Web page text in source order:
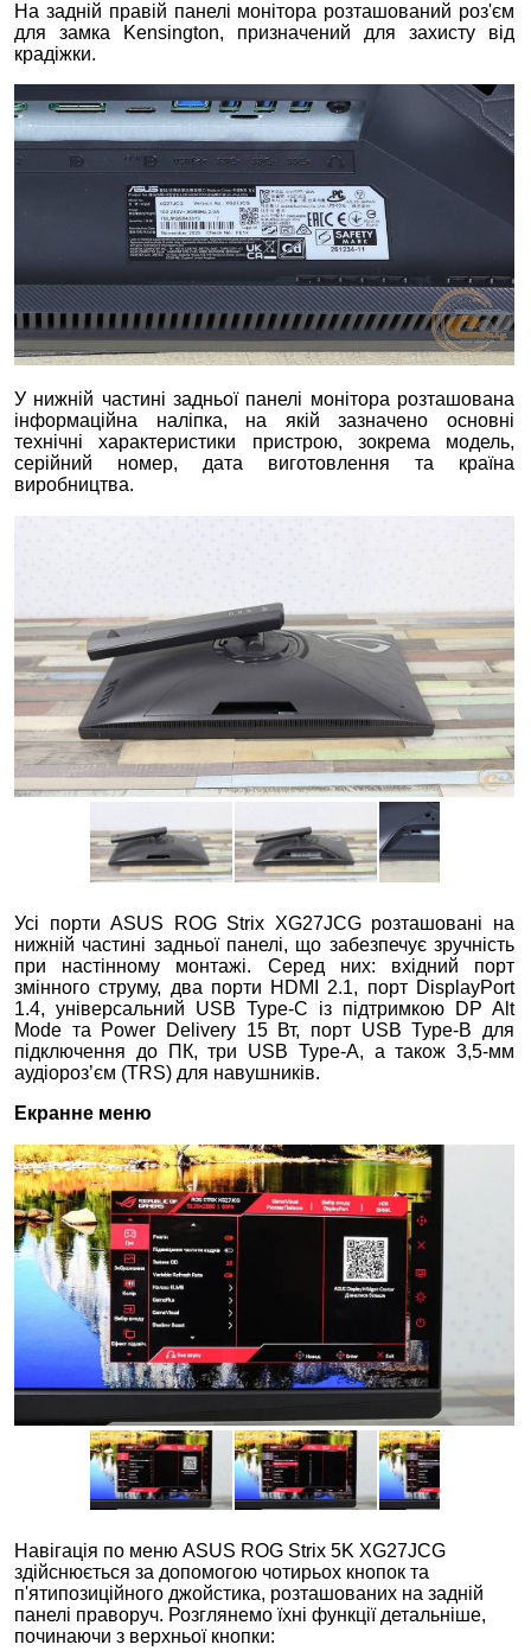
На задній правій панелі монітора розташований роз'єм
для замка Kensington, призначений для захисту від
крадіжки.
У нижній частині задньої панелі монітора розташована
інформаційна наліпка, на якій зазначено основні
технічні характеристики пристрою, зокрема модель,
серійний номер, дата виготовлення та країна
виробництва.
Усі порти ASUS ROG Strix XG27JCG розташовані на
нижній частині задньої панелі, що забезпечує зручність
при настінному монтажі. Серед них: вхідний порт
змінного струму, два порти HDMI 2.1, порт DisplayPort
1.4, універсальний USB Type‑C із підтримкою DP Alt
Mode та Power Delivery 15 Вт, порт USB Type‑B для
підключення до ПК, три USB Type‑A, а також 3,5‑мм
аудіороз’єм (TRS) для навушників.
Екранне меню
Навігація по меню ASUS ROG Strix 5K XG27JCG
здійснюється за допомогою чотирьох кнопок та
п'ятипозиційного джойстика, розташованих на задній
панелі праворуч. Розглянемо їхні функції детальніше,
починаючи з верхньої кнопки: